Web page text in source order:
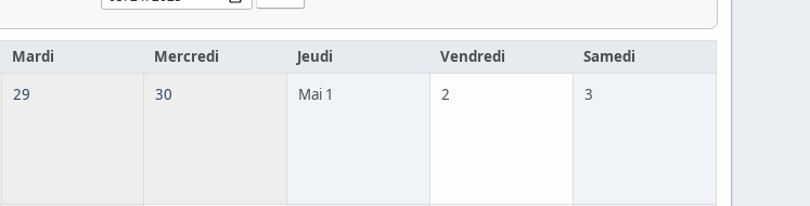
Mardi Mercredi Jeudi Vendredi Samedi
29 30 Mai 1 2 3